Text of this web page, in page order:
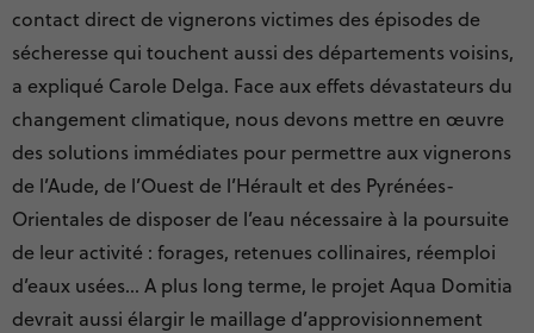
contact direct de vignerons victimes des épisodes de
sécheresse qui touchent aussi des départements voisins,
a expliqué Carole Delga. Face aux effets dévastateurs du
changement climatique, nous devons mettre en œuvre
des solutions immédiates pour permettre aux vignerons
de l’Aude, de l’Ouest de l’Hérault et des Pyrénées-
Orientales de disposer de l’eau nécessaire à la poursuite
de leur activité : forages, retenues collinaires, réemploi
d’eaux usées… A plus long terme, le projet Aqua Domitia
devrait aussi élargir le maillage d’approvisionnement